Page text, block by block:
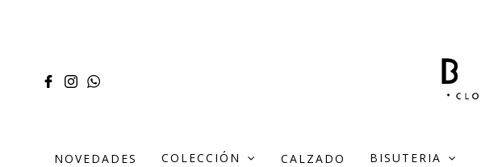
NOVEDADES COLECCIÓN CALZADO BISUTERIA